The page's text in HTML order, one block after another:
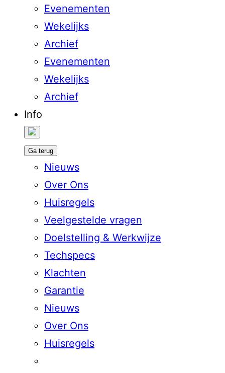
Evenementen
Wekelijks
Archief
Evenementen
Wekelijks
Archief
Info
Ga terug
Nieuws
Over Ons
Huisregels
Veelgestelde vragen
Doelstelling & Werkwijze
Techspecs
Klachten
Garantie
Nieuws
Over Ons
Huisregels